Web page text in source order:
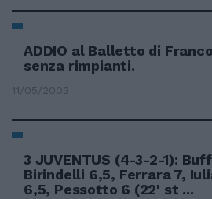
ADDIO al Balletto di
senza rimpianti.
11/05/2003
3 JUVENTUS (4-3-2-1):
Birindelli 6,5, Ferrara 7,
6,5, Pessotto 6 (22' st ...